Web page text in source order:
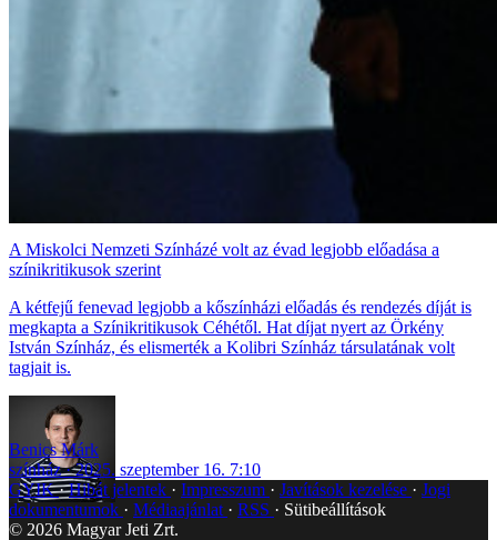
A Miskolci Nemzeti Színházé volt az évad legjobb előadása a
színikritikusok szerint
A kétfejű fenevad legjobb a kőszínházi előadás és rendezés díját is
megkapta a Színikritikusok Céhétől. Hat díjat nyert az Örkény
István Színház, és elismerték a Kolibri Színház társulatának volt
tagjait is.
Benics Márk
színház
2025. szeptember 16. 7:10
GYIK Hibát jelentek Impresszum Javítások kezelése
Jogi
dokumentumok
Médiaajánlat RSS
Sütibeállítások
© 2026 Magyar Jeti Zrt.